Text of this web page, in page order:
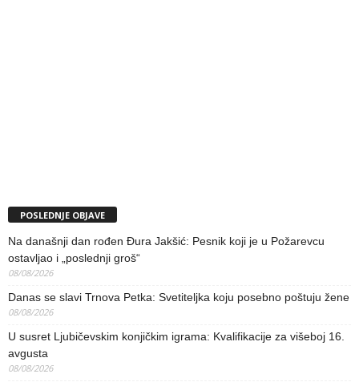
POSLEDNJE OBJAVE
Na današnji dan rođen Đura Jakšić: Pesnik koji je u Požarevcu
ostavljao i „poslednji groš“
08/08/2026
Danas se slavi Trnova Petka: Svetiteljka koju posebno poštuju žene
08/08/2026
U susret Ljubičevskim konjičkim igrama: Kvalifikacije za višeboj 16.
avgusta
08/08/2026